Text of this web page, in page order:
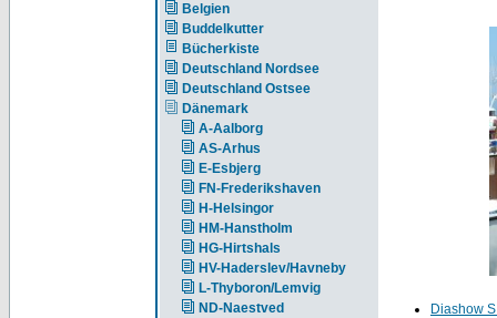
Belgien
Buddelkutter
Bücherkiste
Deutschland Nordsee
Deutschland Ostsee
Dänemark
A-Aalborg
AS-Arhus
E-Esbjerg
FN-Frederikshaven
H-Helsingor
HM-Hanstholm
HG-Hirtshals
HV-Haderslev/Havneby
L-Thyboron/Lemvig
ND-Naestved
Diashow